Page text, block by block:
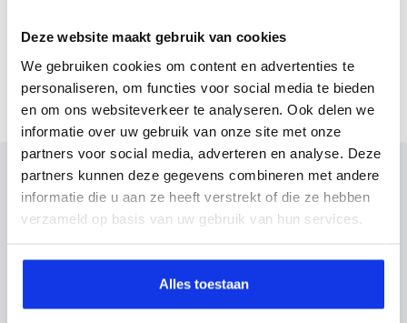
Deze website maakt gebruik van cookies
We gebruiken cookies om content en advertenties te
personaliseren, om functies voor social media te bieden
en om ons websiteverkeer te analyseren. Ook delen we
informatie over uw gebruik van onze site met onze
partners voor social media, adverteren en analyse. Deze
partners kunnen deze gegevens combineren met andere
informatie die u aan ze heeft verstrekt of die ze hebben
verzameld op basis van uw gebruik van hun services.
Alles toestaan
Gemmiddeld elektrisch
Inruilvoorstel op deze auto?
Vul hier je gegevens in en vergeet niet foto's van je
Kenteken huidige auto